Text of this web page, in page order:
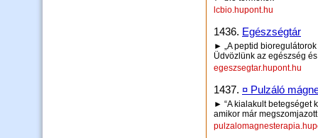
lcbio.hupont.hu
1436. Egészségtár
► „A peptid
Üdvözlünk az egészség
egeszsegtar.hupont.hu
1437. ¤ Pulzáló
► “A kialakult betegséget
amikor már